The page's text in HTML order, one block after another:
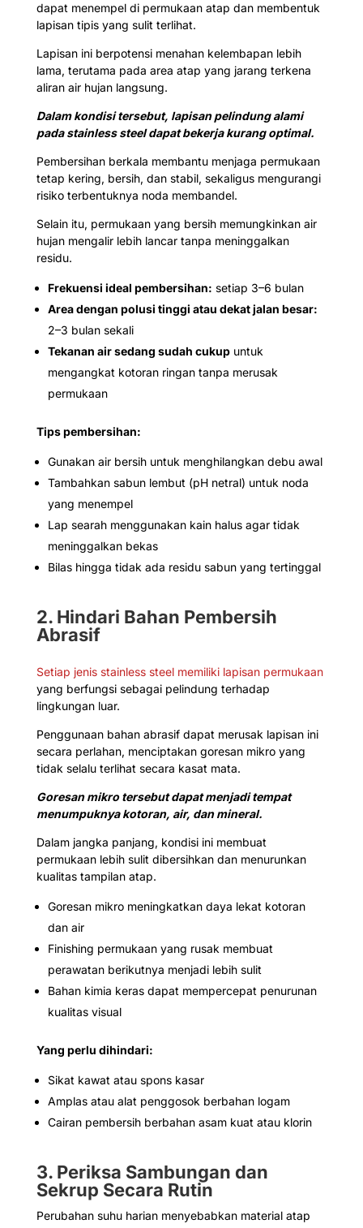
dapat menempel di permukaan atap dan membentuk
lapisan tipis yang sulit terlihat.
Lapisan ini berpotensi menahan kelembapan lebih
lama, terutama pada area atap yang jarang terkena
aliran air hujan langsung.
Dalam kondisi tersebut, lapisan pelindung alami
pada stainless steel dapat bekerja kurang optimal.
Pembersihan berkala membantu menjaga permukaan
tetap kering, bersih, dan stabil, sekaligus mengurangi
risiko terbentuknya noda membandel.
Selain itu, permukaan yang bersih memungkinkan air
hujan mengalir lebih lancar tanpa meninggalkan
residu.
Frekuensi ideal pembersihan: setiap 3–6 bulan
Area dengan polusi tinggi atau dekat jalan besar:
2–3 bulan sekali
Tekanan air sedang sudah cukupuntuk
mengangkat kotoran ringan tanpa merusak
permukaan
Tips pembersihan:
Gunakan air bersih untuk menghilangkan debu awal
Tambahkan sabun lembut (pH netral) untuk noda
yang menempel
Lap searah menggunakan kain halus agar tidak
meninggalkan bekas
Bilas hingga tidak ada residu sabun yang tertinggal
2. Hindari Bahan Pembersih
Abrasif
Setiap jenis stainless steel memiliki lapisan permukaan
yang berfungsi sebagai pelindung terhadap
lingkungan luar.
Penggunaan bahan abrasif dapat merusak lapisan ini
secara perlahan, menciptakan goresan mikro yang
tidak selalu terlihat secara kasat mata.
Goresan mikro tersebut dapat menjadi tempat
menumpuknya kotoran, air, dan mineral.
Dalam jangka panjang, kondisi ini membuat
permukaan lebih sulit dibersihkan dan menurunkan
kualitas tampilan atap.
Goresan mikro meningkatkan daya lekat kotoran
dan air
Finishing permukaan yang rusak membuat
perawatan berikutnya menjadi lebih sulit
Bahan kimia keras dapat mempercepat penurunan
kualitas visual
Yang perlu dihindari:
Sikat kawat atau spons kasar
Amplas atau alat penggosok berbahan logam
Cairan pembersih berbahan asam kuat atau klorin
3. Periksa Sambungan dan
Sekrup Secara Rutin
Perubahan suhu harian menyebabkan material atap